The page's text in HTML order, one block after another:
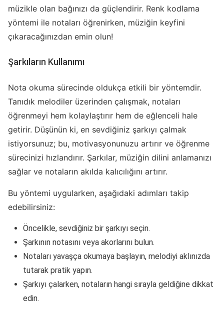
müzikle olan bağınızı da güçlendirir. Renk kodlama
yöntemi ile notaları öğrenirken, müziğin keyfini
çıkaracağınızdan emin olun!
Şarkıların Kullanımı
Nota okuma sürecinde oldukça etkili bir yöntemdir.
Tanıdık melodiler üzerinden çalışmak, notaları
öğrenmeyi hem kolaylaştırır hem de eğlenceli hale
getirir. Düşünün ki, en sevdiğiniz şarkıyı çalmak
istiyorsunuz; bu, motivasyonunuzu artırır ve öğrenme
sürecinizi hızlandırır. Şarkılar, müziğin dilini anlamanızı
sağlar ve notaların akılda kalıcılığını artırır.
Bu yöntemi uygularken, aşağıdaki adımları takip
edebilirsiniz:
Öncelikle, sevdiğiniz bir şarkıyı seçin.
Şarkının notasını veya akorlarını bulun.
Notaları yavaşça okumaya başlayın, melodiyi aklınızda
tutarak pratik yapın.
Şarkıyı çalarken, notaların hangi sırayla geldiğine dikkat
edin.